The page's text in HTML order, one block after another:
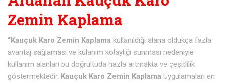
Zemin Kaplama
“Kauçuk Karo Zemin Kaplama kullanıldığı alana oldukça fazla
avantaj sağlaması ve kulanım kolaylığı sunması nedeniyle
kullanım alanları bu doğrultuda hazla artmakta ve çeşitlilik
göstermektedir. Kauçuk Karo Zemin Kaplama Uygulamaları en